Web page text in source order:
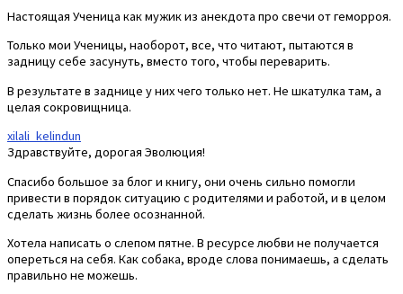
Настоящая Ученица как мужик из анекдота про свечи от геморроя.
Только мои Ученицы, наоборот, все, что читают, пытаются в
задницу себе засунуть, вместо того, чтобы переварить.
В результате в заднице у них чего только нет. Не шкатулка там, а
целая сокровищница.
xilali_kelindun
Здравствуйте, дорогая Эволюция!
Спасибо большое за блог и книгу, они очень сильно помогли
привести в порядок ситуацию с родителями и работой, и в целом
сделать жизнь более осознанной.
Хотела написать о слепом пятне. В ресурсе любви не получается
опереться на себя. Как собака, вроде слова понимаешь, а сделать
правильно не можешь.